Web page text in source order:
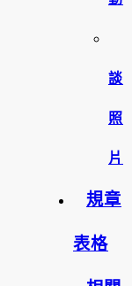
談
照
片
規章
表格